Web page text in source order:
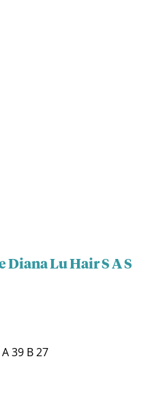
Diana Lu Hair S A S
A 39 B 27